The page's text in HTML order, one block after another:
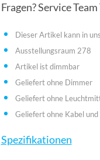
Fragen? Service
Dieser Artikel kann in
Ausstellungsraum 278
Artikel ist dimmbar
Geliefert ohne Dimmer
Geliefert ohne
Geliefert ohne Kabel
Spezifikationen